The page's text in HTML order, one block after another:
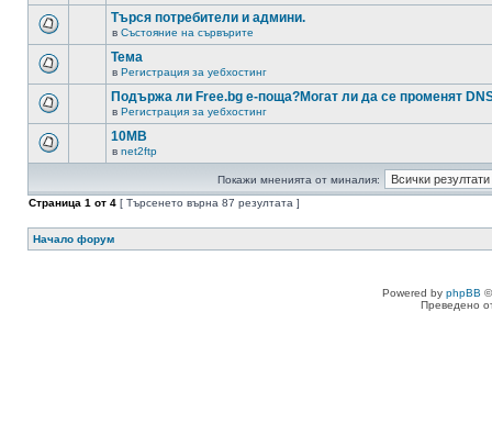
Търся потребители и админи.
в Състояние на сървърите
Тема
в Регистрация за уебхостинг
Подържа ли Free.bg е-поща?Могат ли да се променят
в Регистрация за уебхостинг
10MB
в net2ftp
Покажи мненията от миналия:
Страница 1 от 4 [ Търсенето върна 87 резултата ]
Начало форум
Powered by phpBB
Преведено